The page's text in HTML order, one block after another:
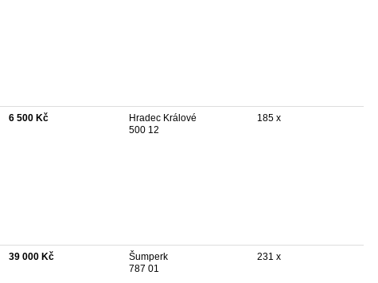
6 500 Kč
Hradec Králové
500 12
185 x
39 000 Kč
Šumperk
787 01
231 x